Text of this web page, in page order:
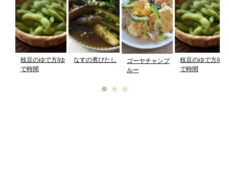
枝豆のゆで方/ゆ
で時間
なすの煮びたし
ゴーヤチャンプ
ルー
枝豆のゆで方/ゆ
で時間